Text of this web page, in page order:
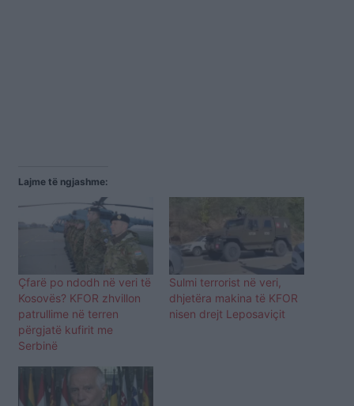
Lajme të ngjashme:
Çfarë po ndodh në veri të
Kosovës? KFOR zhvillon
patrullime në terren
përgjatë kufirit me
Serbinë
Sulmi terrorist në veri,
dhjetëra makina të KFOR
nisen drejt Leposaviçit